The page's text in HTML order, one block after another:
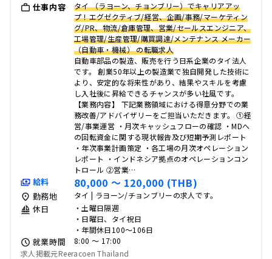
仕事内容
タイ （ラヨーン、チョンブリー）でキャリアアッ
プ！エグゼクティブ/経営、企画/事務/マーケティン
グ/PR、物流/倉庫管理、営業/セールスエンジニア、
工場管理/生産管理/購買調達/メンテナンス メーカー
（自動車・機械） の転職求人
自動車部品の製造、販売を行う日系企業のタイ法人
です。 創業50年以上の製造業で独自開発した技術に
より、安定的な将来性があり、結果やスキルを考慮
し入社後に昇給できるチャンスが多い社風です。
【業務内容】 下記業務領域における得意分野での業
務改善/アドバイザリーをご担当いただきます。 ①経
営/事業運営 ・月次キャッシュフローの確認 ・MDへ
の回転資金に関する現状報告及び短期予測レポート
・年次事業計画策定 ・各工場の月次オペレーション
レポート ・インドネシア拠点のオペレーションコン
トロール ②営業…
給料 80,000 〜 120,000 (THB)
勤務地 タイ | ラヨーン/チョンブリーの求人です。
休日
・土曜日隔週
・日曜日、タイ祝日
・年間休日100〜106日
就業時間
8:00 〜 17:00
求人掲載元Reeracoen Thailand